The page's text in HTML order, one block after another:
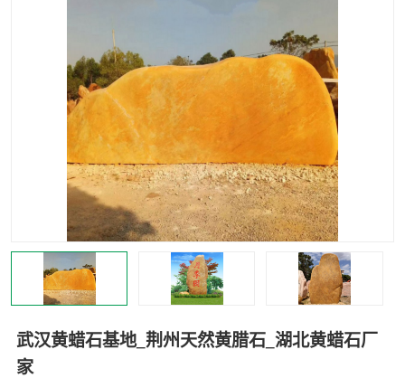
武汉黄蜡石基地_荆州天然黄腊石_湖北黄蜡石厂
家
人物雕塑 异型石材
石雕狮子